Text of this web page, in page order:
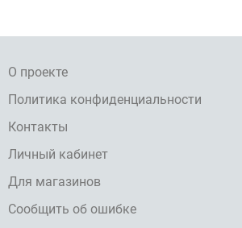
О проекте
Политика конфиденциальности
Контакты
Личный кабинет
Для магазинов
Сообщить об ошибке